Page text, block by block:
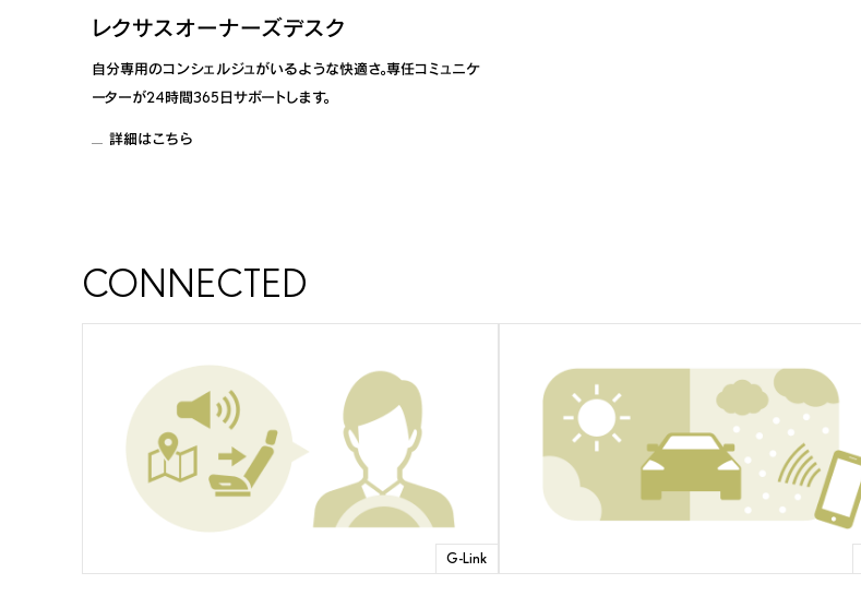
UX 2022年7月～2023年12月
UX2020年10月～2022年6月
LBX2023年12月～
LS2023年10月～2025年8月 ※Advanced Drive搭載車
LS2023年10月～ ※Advanced Drive非搭載車
LS 2022年10月～2023年9月
レクサスオーナーズデスク
自分専用のコンシェルジュがいるような快適さ。専任コミュニケ
ーターが24時間365日サポートします。
詳細はこちら
CONNECTED
G-Link